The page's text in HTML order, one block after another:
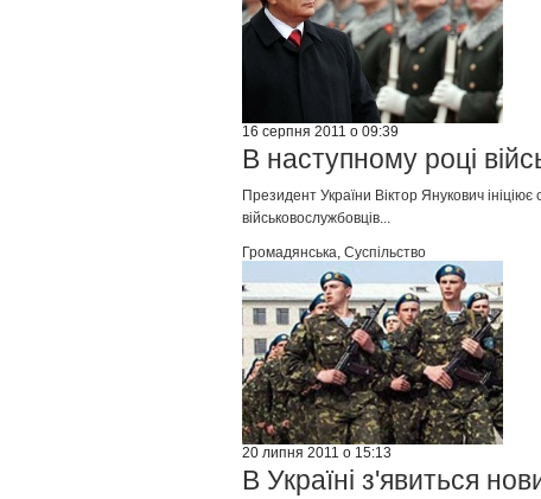
16 серпня 2011 о 09:39
В наступному році
Президент України Віктор Янукович
військовослужбовців...
Громадянська, Суспільство
20 липня 2011 о 15:13
В Україні з'явиться